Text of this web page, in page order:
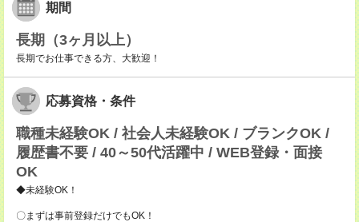
期間
長期（3ヶ月以上）
長期でお仕事できる方、大歓迎！
応募資格・条件
職種未経験OK / 社会人未経験OK / ブランクOK /
履歴書不要 / 40～50代活躍中 / WEB登録・面接
OK
◆未経験OK！
〇まずは事前登録だけでもOK！